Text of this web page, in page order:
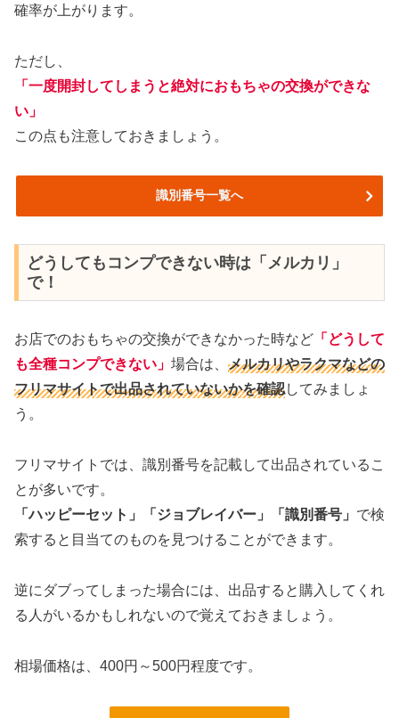
確率が上がります。
ただし、
「一度開封してしまうと絶対におもちゃの交換ができな
い」
この点も注意しておきましょう。
識別番号一覧へ
どうしてもコンプできない時は「メルカリ」
で！
お店でのおもちゃの交換ができなかった時など 「どうして
も全種コンプできない」 場合は、 メルカリやラクマなどの
フリマサイトで出品されていないかを確認してみましょ
う。
フリマサイトでは、識別番号を記載して出品されているこ
とが多いです。
「ハッピーセット」「ジョブレイバー」「識別番号」 で検
索すると目当てのものを見つけることができます。
逆にダブってしまった場合には、出品すると購入してくれ
る人がいるかもしれないので覚えておきましょう。
相場価格は、400円～500円程度です。